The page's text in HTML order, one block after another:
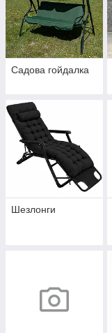
Садова гойдалка
Шезлонги